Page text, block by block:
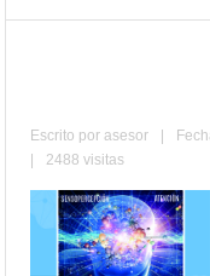
Escrito porasesor
2488 visitas